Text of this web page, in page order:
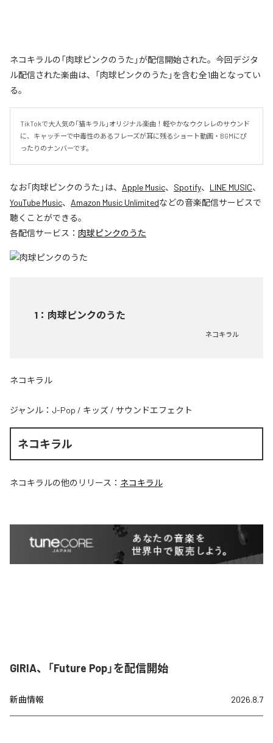
ネコキラルの「肉球ピンクのうた」が配信開始された。今回デジタ
ル配信された楽曲は、「肉球ピンクのうた」を含む全1曲となってい
る。
TikTokで大人気の「猫キラル」オリジナル楽曲！軽やかなウクレレのサウンド
に、キャッチーで中毒性のあるフレーズが耳に残るショート動画・BGMにぴ
ったりのナンバーです。
なお「肉球ピンクのうた 」は、 Apple Music、 Spotify、 LINE MUSIC、
YouTube Music、 Amazon Music Unlimitedなどの音楽配信サービスで
聴くことができる。
各配信サービス： 肉球ピンクのうた
1 ： 肉球ピンクのうた
ネコキラル
ネコキラル
ジャンル： J-Pop / キッズ / サウンドエフェクト
ネコキラル
ネコキラルの他のリリース： ネコキラル
GIRIA、「Future Pop」を配信開始
新曲情報 2026.8.7